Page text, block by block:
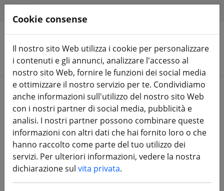
Cerca prodotti
Home Componenti Cornici
kit iFlight AOS 5.5 EVO V1.2 Frame
5.5 pollici
Cookie consense
Il nostro sito Web utilizza i cookie per personalizzare
i contenuti e gli annunci, analizzare l'accesso al
nostro sito Web, fornire le funzioni dei social media
e ottimizzare il nostro servizio per te. Condividiamo
anche informazioni sull'utilizzo del nostro sito Web
con i nostri partner di social media, pubblicità e
analisi. I nostri partner possono combinare queste
informazioni con altri dati che hai fornito loro o che
hanno raccolto come parte del tuo utilizzo dei
servizi. Per ulteriori informazioni, vedere la nostra
dichiarazione sul vita privata.